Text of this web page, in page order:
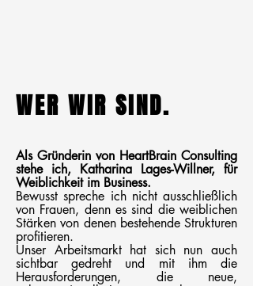
WER WIR SIND.
Als Gründerin von HeartBrain Consulting
stehe ich, Katharina Lages-Willner, für
Weiblichkeit im Business.
Bewusst spreche ich nicht ausschließlich
von Frauen, denn es sind die weiblichen
Stärken von denen bestehende Strukturen
profitieren.
Unser Arbeitsmarkt hat sich nun auch
sichtbar gedreht und mit ihm die
Herausforderungen, die neue,